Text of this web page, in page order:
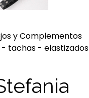
y Complementos
- tachas - elastizados